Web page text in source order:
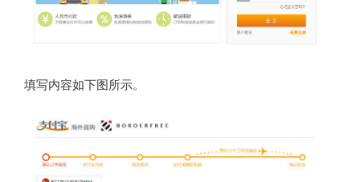
填写内容如下图所示。